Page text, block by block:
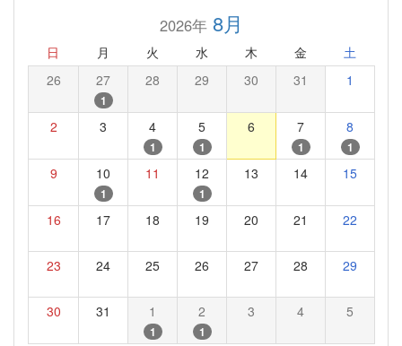
2026年8月
日 月 火 水 木 金 土
26 27
1
28 29 30 31 1
2 3 4
1
5
1
6 7
1
8
1
9 10
1
11 12
1
13 14 15
16 17 18 19 20 21 22
23 24 25 26 27 28 29
30 31 1
1
2
1
3 4 5